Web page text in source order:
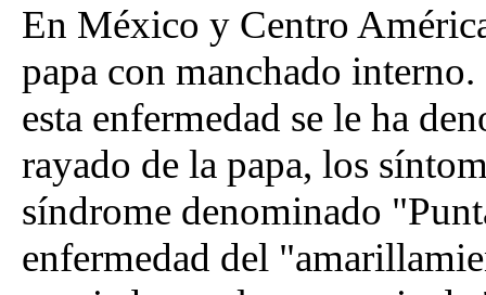
En México y Centro
papa con manchado
esta enfermedad se le ha
rayado de la papa, los
síndrome denominado
enfermedad del